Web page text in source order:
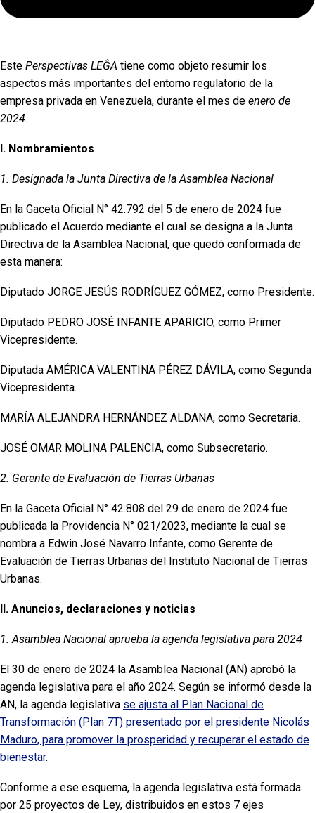
Este Perspectivas LEĜA tiene como objeto resumir los
aspectos más importantes del entorno regulatorio de la
empresa privada en Venezuela, durante el mes de enero de
2024.
I. Nombramientos
1. Designada la Junta Directiva de la Asamblea Nacional
En la Gaceta Oficial N° 42.792 del 5 de enero de 2024 fue
publicado el Acuerdo mediante el cual se designa a la Junta
Directiva de la Asamblea Nacional, que quedó conformada de
esta manera:
Diputado JORGE JESÚS RODRÍGUEZ GÓMEZ, como Presidente.
Diputado PEDRO JOSÉ INFANTE APARICIO, como Primer
Vicepresidente.
Diputada AMÉRICA VALENTINA PÉREZ DÁVILA, como Segunda
Vicepresidenta.
MARÍA ALEJANDRA HERNÁNDEZ ALDANA, como Secretaria.
JOSÉ OMAR MOLINA PALENCIA, como Subsecretario.
2. Gerente de Evaluación de Tierras Urbanas
En la Gaceta Oficial N° 42.808 del 29 de enero de 2024 fue
publicada la Providencia N° 021/2023, mediante la cual se
nombra a Edwin José Navarro Infante, como Gerente de
Evaluación de Tierras Urbanas del Instituto Nacional de Tierras
Urbanas.
II. Anuncios, declaraciones y noticias
1. Asamblea Nacional aprueba la agenda legislativa para 2024
El 30 de enero de 2024 la Asamblea Nacional (AN) aprobó la
agenda legislativa para el año 2024. Según se informó desde la
AN, la agenda legislativa se ajusta al Plan Nacional de
Transformación (Plan 7T) presentado por el presidente Nicolás
Maduro, para promover la prosperidad y recuperar el estado de
bienestar.
Conforme a ese esquema, la agenda legislativa está formada
por 25 proyectos de Ley, distribuidos en estos 7 ejes